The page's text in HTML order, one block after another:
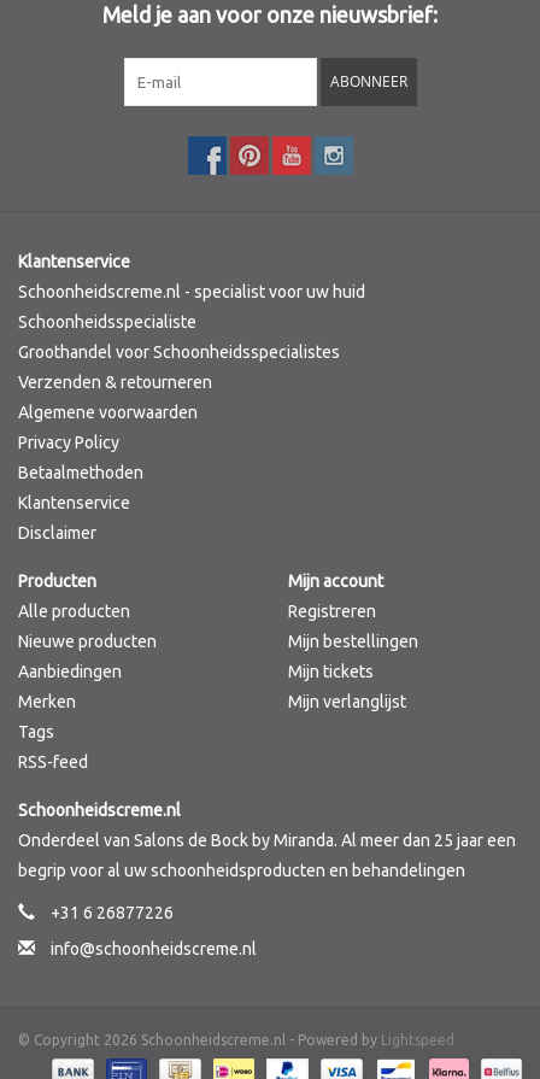
Pascaud
Fusion Meso
PCA SKINCARE
Ekseption Skincare
Blog
Merken
Meld je aan voor onze nieuwsbrief:
ABONNEER
Klantenservice
Schoonheidscreme.nl - specialist voor uw huid
Schoonheidsspecialiste
Groothandel voor Schoonheidsspecialistes
Verzenden & retourneren
Algemene voorwaarden
Privacy Policy
Betaalmethoden
Klantenservice
Disclaimer
Producten
Alle producten
Nieuwe producten
Aanbiedingen
Merken
Tags
RSS-feed
Mijn account
Registreren
Mijn bestellingen
Mijn tickets
Mijn verlanglijst
Schoonheidscreme.nl
Onderdeel van Salons de Bock by Miranda. Al meer dan 25 jaar een
begrip voor al uw schoonheidsproducten en behandelingen
+31 6 26877226
info@schoonheidscreme.nl
© Copyright 2026 Schoonheidscreme.nl - Powered by Lightspeed